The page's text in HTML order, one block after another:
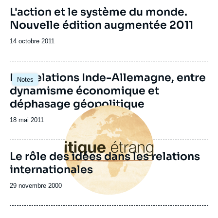
Image
de
couverture
la
L'action et le système du monde.
Nouvelle édition augmentée 2011
Date
publication
14 octobre 2011
Notes
Les relations Inde-Allemagne, entre
dynamisme économique et
déphasage géopolitique
Date
publication
18 mai 2011
Image
principale
Le rôle des idées dans les relations
internationales
Date
publication
29 novembre 2000